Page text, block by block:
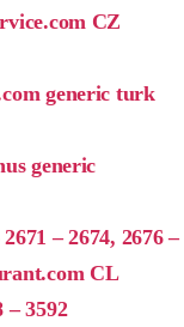
CZ
generic turk
generic
– 2674, 2676 –
CL
– 3592